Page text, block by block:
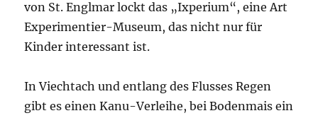
von St. Englmar lockt das „Ixperium“, eine Art
Experimentier-Museum, das nicht nur für
Kinder interessant ist.
In Viechtach und entlang des Flusses Regen
gibt es einen Kanu-Verleihe, bei Bodenmais ein